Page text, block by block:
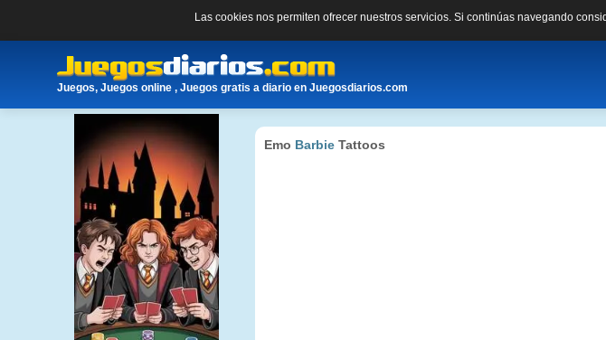
Las cookies nos permiten ofrecer nuestros servicios. Si continúas navegando
Juegos, Juegos online , Juegos gratis a diario en Juegosdiarios.com
Emo Barbie Tattoos